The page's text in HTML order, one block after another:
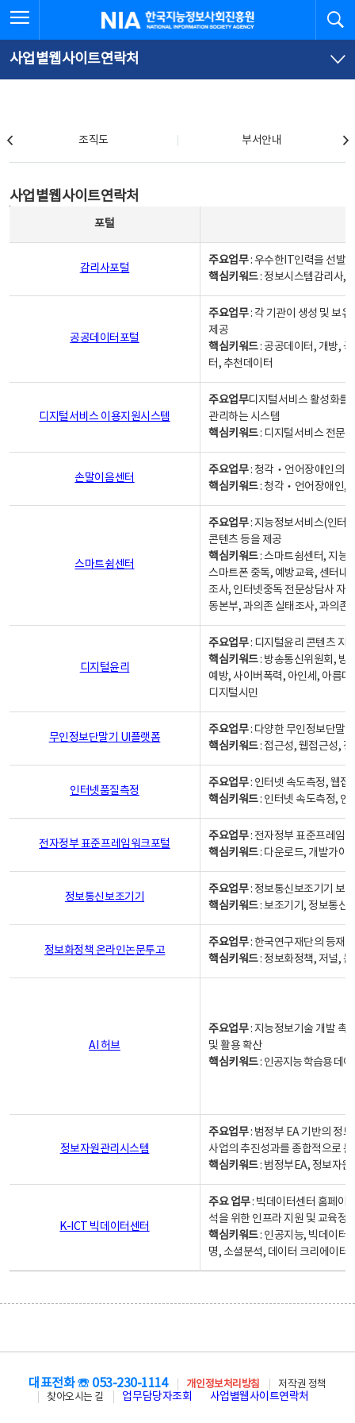
문
로
가
체
뉴
바
가
한국지능정보사회진흥원
사업별웹사이트연락처
조직도 부서안내
사업별웹사이트연락처
포털
감리사포털
주요업무: 우수한IT인력을 선발
핵심키워드: 정보시스템감리사,
공공데이터포털
주요업무: 각 기관이 생성 및 보
제공
핵심키워드: 공공데이터, 개방,
터, 추천데이터
디지털서비스 이용지원시스템
주요업무디지털서비스 활성화를
관리하는 시스템
핵심키워드: 디지털서비스 전문
손말이음센터
주요업무: 청각‧언어장애인의
핵심키워드: 청각‧언어장애인,
스마트쉼센터
주요업무: 지능정보서비스(인터
콘텐츠 등을 제공
핵심키워드: 스마트쉼센터, 지능
스마트폰 중독, 예방교육, 센터내
조사, 인터넷중독 전문상담사 자
동본부, 과의존 실태조사, 과의존
디지털윤리
주요업무: 디지털윤리 콘텐츠 지
핵심키워드: 방송통신위원회, 방
예방, 사이버폭력, 아인세, 아름
디지털시민
무인정보단말기 UI플랫폼
주요업무: 다양한 무인정보단말
핵심키워드: 접근성, 웹접근성,
인터넷품질측정
주요업무: 인터넷 속도측정, 웹접
핵심키워드: 인터넷 속도측정, 인
전자정부 표준프레임워크포털
주요업무: 전자정부 표준프레임
핵심키워드: 다운로드, 개발가이
정보통신보조기기
주요업무: 정보통신보조기기 보
핵심키워드: 보조기기, 정보통신
정보화정책 온라인논문투고
주요업무: 한국연구재단의 등재
핵심키워드: 정보화정책, 저널,
AI 허브
주요업무: 지능정보기술 개발 촉
및 활용 확산
핵심키워드: 인공지능 학습용 데
정보자원관리시스템
주요업무: 범정부 EA 기반의 정
사업의 추진성과를 종합적으로
핵심키워드: 범정부EA, 정보자
K-ICT 빅데이터센터
주요 업무: 빅데이터센터 홈페이
석을 위한 인프라 지원 및 교육정
핵심키워드: 인공지능, 빅데이터,
명, 소셜분석, 데이터 크리에이터
대표전화 ☏ 053-230-1114 개인정보처리방침
저작권 정책
찾아오시는 길
업무담당자조회 사업별웹사이트연락처